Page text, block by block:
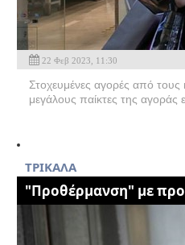
22 Φεβ 2023, 11:30
Στοχευμένες αγορές από τους
μεγάλους παίκτες της αγοράς
ΤΡΙΚΑΛΑ
"Προθέρμανση" με